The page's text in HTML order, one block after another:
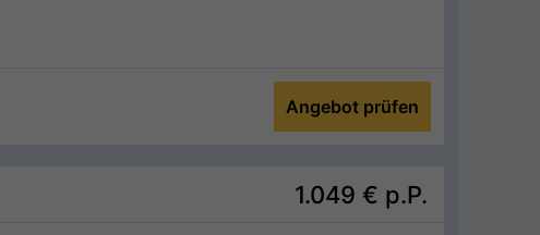
Angebot prüfen
1.049 € p.P.